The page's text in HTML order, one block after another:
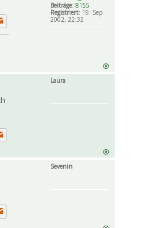
Beiträge: 8155
Registriert: 19. Sep
2002, 22:32
Nachricht senden
Laura
Nachricht senden
Sevenin
Nachricht senden